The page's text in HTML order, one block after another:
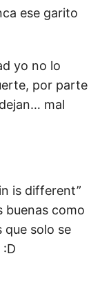
ese garito
yo no lo
por parte
mal
is different”
buenas como
que solo se